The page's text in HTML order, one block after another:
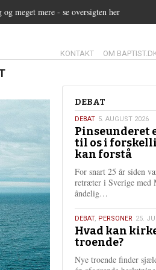
meget mere - se oversigten her
13.0:
KONTAKT 14.0:
OM
Debat
DEBAT
5.
august
2026
DEBAT 5. AUGUST 2026
Pinseunderet
til os i
kan forstå
For snart 25 år siden
retræter i Sverige med
åndelig…
s
m
e
r
e
25.
juli
2026
DEBAT, PERSONER 25.
Hvad kan
troende?
Nye troende finder